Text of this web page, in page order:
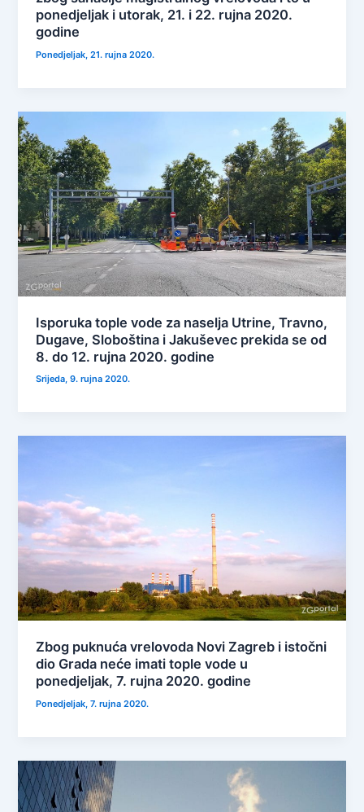
ponedjeljak i utorak, 21. i 22. rujna 2020.
godine
Ponedjeljak, 21. rujna 2020.
Isporuka tople vode za naselja Utrine, Travno,
Dugave, Sloboština i Jakuševec prekida se od
8. do 12. rujna 2020. godine
Srijeda, 9. rujna 2020.
Zbog puknuća vrelovoda Novi Zagreb i istočni
dio Grada neće imati tople vode u
ponedjeljak, 7. rujna 2020. godine
Ponedjeljak, 7. rujna 2020.